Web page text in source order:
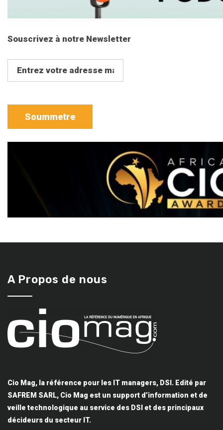
Souscrivez à notre Newsletter
A Propos de nous
Cio Mag, la référence pour les IT managers, DSI. Edité par
SAFREM SARL, Cio Mag est un support d’information et de
veille technologique au service des DSI et des principaux
décideurs du secteur IT.